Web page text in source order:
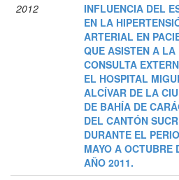
2012
INFLUENCIA DEL
EN LA
ARTERIAL EN
QUE ASISTEN A LA
CONSULTA
EL HOSPITAL
ALCÍVAR DE LA
DE BAHÍA DE
DEL CANTÓN
DURANTE EL
MAYO A OCTUBRE
AÑO 2011.